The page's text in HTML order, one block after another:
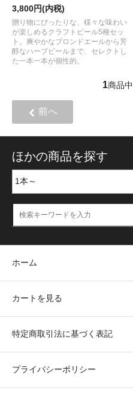
3,800円(内税)
贈り物にぴったりな、様々な味わい
が楽しめるクラフトビール5種セッ
ト。爽やかなブロンドエールから芳
醇なハーブビールまで、セレクトし
た一本一本が個性的。
1商品中
前へ
ほかの商品を探す
ホーム
カートを見る
特定商取引法に基づく表記
プライバシーポリシー